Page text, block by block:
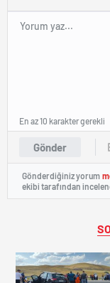
Gönder
En az 10 karakter gerekli
Gönderdiğiniz yorum
ekibi tarafından